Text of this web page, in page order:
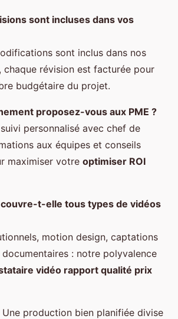
sont incluses dans vos
sont inclus dans nos
révision est facturée pour
budgétaire du projet.
proposez-vous aux PME ?
personnalisé avec chef de
aux équipes et conseils
maximiser votre optimiser ROI
t-elle tous types de vidéos
motion design, captations
documentaires : notre polyvalence
vidéo rapport qualité prix
Une production bien planifiée divise